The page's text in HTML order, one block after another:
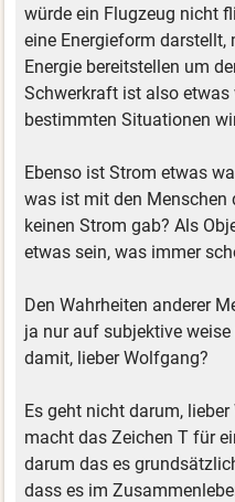
würde ein Flugzeug nicht
eine Energieform darstellt,
Energie bereitstellen um
Schwerkraft ist also
bestimmten Situationen
Ebenso ist Strom etwas
was ist mit den Menschen
keinen Strom gab? Als
etwas sein, was immer
Den Wahrheiten anderer
ja nur auf subjektive
damit, lieber Wolfgang?
Es geht nicht darum,
macht das Zeichen T für
darum das es
dass es im